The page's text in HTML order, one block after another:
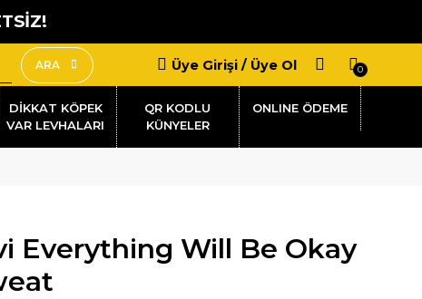
ARA Üye Girişi / Üye Ol 0
DİKKAT KÖPEK
VAR LEVHALARI
QR KODLU
KÜNYELER
Everything Will Be Okay